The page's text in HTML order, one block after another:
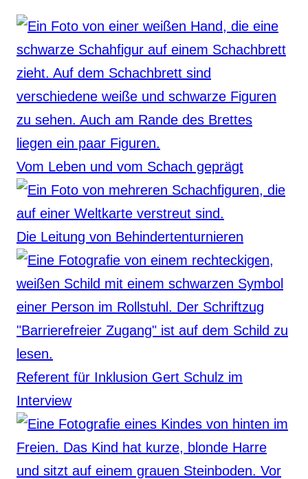
Vom Leben und vom Schach geprägt
Die Leitung von Behindertenturnieren
Referent für Inklusion Gert Schulz im
Interview